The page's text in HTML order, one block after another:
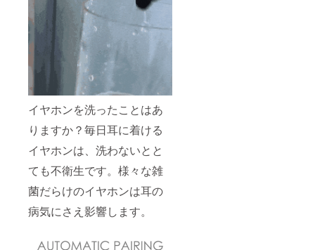
イヤホンを洗ったことはあ
りますか？毎日耳に着ける
イヤホンは、洗わないとと
ても不衛生です。様々な雑
菌だらけのイヤホンは耳の
病気にさえ影響します。